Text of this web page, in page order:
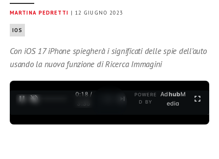
MARTINA PEDRETTI | 12 GIUGNO 2023
IOS
Con iOS 17 iPhone spiegherà i significati delle spie dell’auto
usando la nuova funzione di Ricerca Immagini
0:19 /
3:35
POWERE
D BY
AdhubM
edia